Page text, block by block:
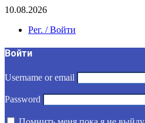
10.08.2026
Рег. / Войти
Войти
Username or email
Password